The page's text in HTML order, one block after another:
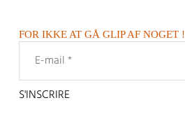
FOR IKKE AT GÅ GLIP AF NOGET !